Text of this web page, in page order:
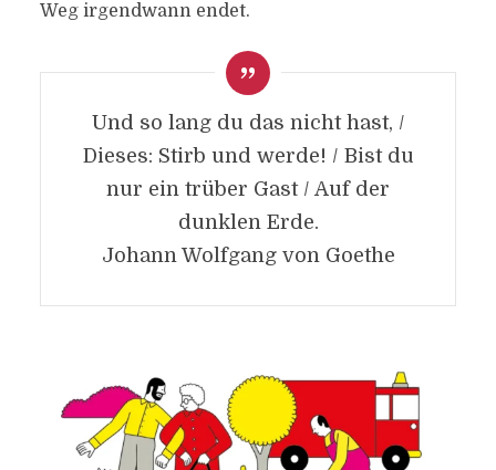
Weg irgendwann endet.
Und so lang du das nicht hast, /
Dieses: Stirb und werde! / Bist du
nur ein trüber Gast / Auf der
dunklen Erde.
Johann Wolfgang von Goethe